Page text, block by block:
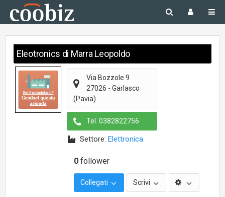
Eleotronics di Marra Leopoldo
Via Bozzole 9
27026 - Garlasco
(Pavia)
Tel. 0382822756
Settore: Elettronica
0 follower
Collegati Scrivi